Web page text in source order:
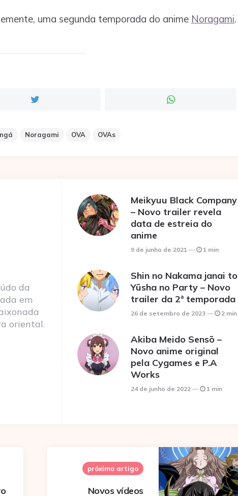
uma segunda temporada do anime Noragami.
Noragami OVA OVAs
da
em
oriental.
Meikyuu Black Company
– Novo trailer revela
data de estreia do
anime
9 de junho de 2021 1 min
Shin no Nakama janai to
Yūsha no Party – Novo
trailer da 2ª temporada
26 de setembro de 2023 2 min
Akiba Meido Sensō –
Novo anime original
pela Cygames e P.A
Works
24 de junho de 2022 1 min
próximo artigo
Novos vídeos